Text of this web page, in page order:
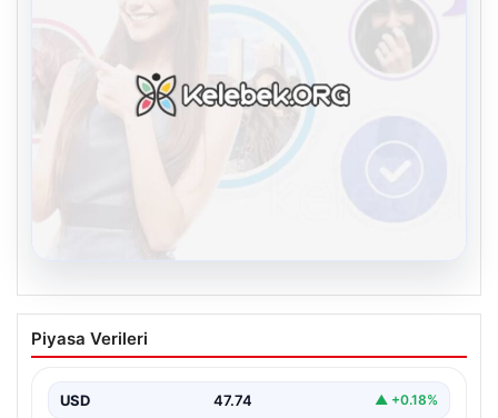
Kelebek chat adresi İle Çevrim içi
İletişimin Güvenli Adresi Ve Sohbet
Sanal çağında bireylerin seviyeli bir tarzda bağlantı
Piyasa Verileri
USD 47.74 ▲ +0.18%